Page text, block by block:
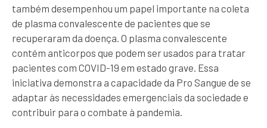
também desempenhou um papel importante na coleta
de plasma convalescente de pacientes que se
recuperaram da doença. O plasma convalescente
contém anticorpos que podem ser usados para tratar
pacientes com COVID-19 em estado grave. Essa
iniciativa demonstra a capacidade da Pro Sangue de se
adaptar às necessidades emergenciais da sociedade e
contribuir para o combate à pandemia.